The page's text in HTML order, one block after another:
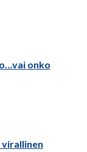
onko
virallinen